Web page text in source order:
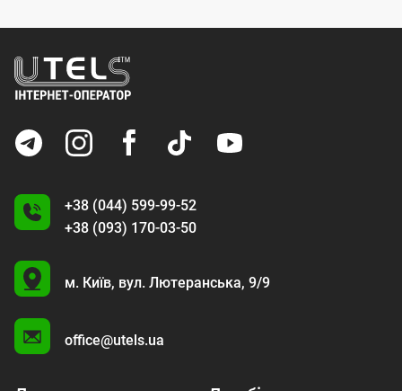
+38 (044) 599-99-52
+38 (093) 170-03-50
U
м. Київ, вул. Лютеранська, 9/9
office@utels.ua